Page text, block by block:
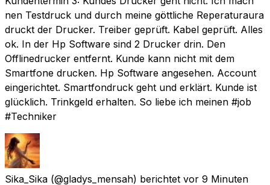
nen Testdruck und durch meine göttliche Reperaturaura
druckt der Drucker. Treiber geprüft. Kabel geprüft. Alles
ok. In der Hp Software sind 2 Drucker drin. Den
Offlinedrucker entfernt. Kunde kann nicht mit dem
Smartfone drucken. Hp Software angesehen. Account
eingerichtet. Smartfondruck geht und erklärt. Kunde ist
glücklich. Trinkgeld erhalten. So liebe ich meinen #job
#Techniker
Sika_Sika (@gladys_mensah) berichtet vor 9 Minuten